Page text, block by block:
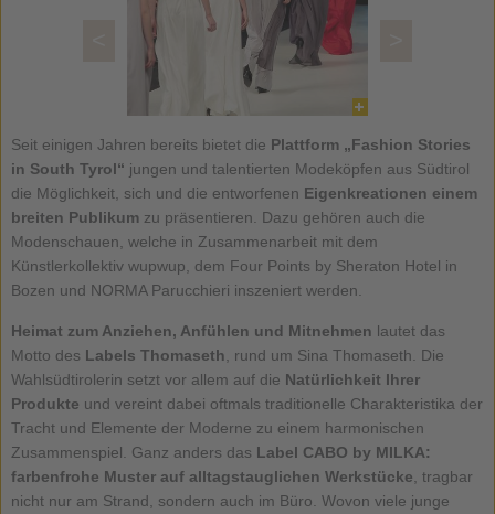
Seit einigen Jahren bereits bietet die Plattform „Fashion Stories
in South Tyrol“ jungen und talentierten Modeköpfen aus Südtirol
die Möglichkeit, sich und die entworfenen Eigenkreationen einem
breiten Publikumzu präsentieren. Dazu gehören auch die
Modenschauen, welche in Zusammenarbeit mit dem
Künstlerkollektiv wupwup, dem Four Points by Sheraton Hotel in
Bozen und NORMA Parucchieri inszeniert werden.
Heimat zum Anziehen, Anfühlen und Mitnehmen lautet das
Motto des Labels Thomaseth , rund um Sina Thomaseth. Die
Wahlsüdtirolerin setzt vor allem auf die Natürlichkeit Ihrer
Produkte und vereint dabei oftmals traditionelle Charakteristika der
Tracht und Elemente der Moderne zu einem harmonischen
Zusammenspiel. Ganz anders das Label CABO by MILKA:
farbenfrohe Muster auf alltagstauglichen Werkstücke , tragbar
nicht nur am Strand, sondern auch im Büro. Wovon viele junge